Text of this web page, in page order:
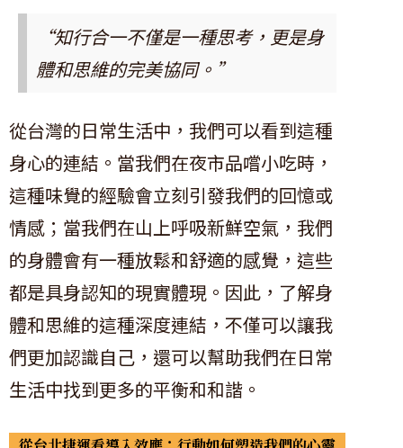
“知行合一不僅是一種思考，更是身
體和思維的完美協同。”
從台灣的日常生活中，我們可以看到這種
身心的連結。當我們在夜市品嚐小吃時，
這種味覺的經驗會立刻引發我們的回憶或
情感；當我們在山上呼吸新鮮空氣，我們
的身體會有一種放鬆和舒適的感覺，這些
都是具身認知的現實體現。因此，了解身
體和思維的這種深度連結，不僅可以讓我
們更加認識自己，還可以幫助我們在日常
生活中找到更多的平衡和和諧。